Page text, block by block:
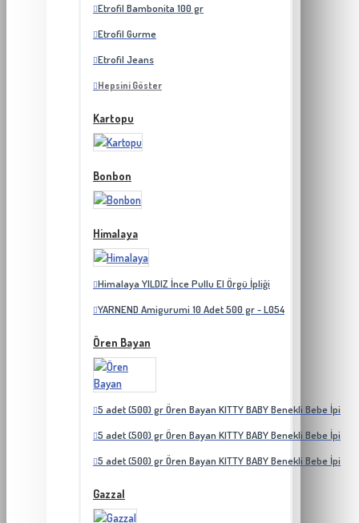
Etrofil Bambonita 100 gr
Etrofil Gurme
Etrofil Jeans
Hepsini Göster
Kartopu
Bonbon
Himalaya
Himalaya YILDIZ İnce Pullu El Örgü İpliği
YARNEND Amigurumi 10 Adet 500 gr - L054
Ören Bayan
5 adet (500) gr Ören Bayan KITTY BABY Benekli Bebe İpi
5 adet (500) gr Ören Bayan KITTY BABY Benekli Bebe İpi
5 adet (500) gr Ören Bayan KITTY BABY Benekli Bebe İpi
Gazzal